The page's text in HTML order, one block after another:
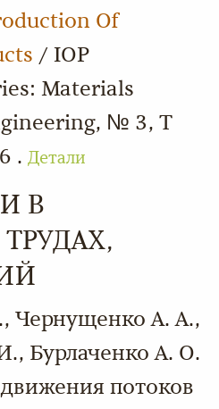
Of
/ IOP
Materials
№ 3, Т
. Детали
В
Чернущенко А. А.,
Бурлаченко А. О.
потоков